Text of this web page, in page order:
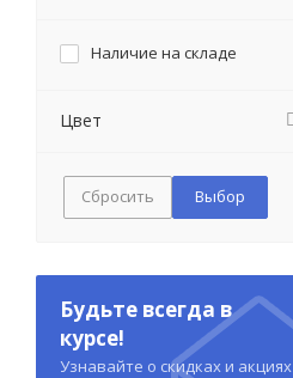
Наличие на складе
Цвет
Сбросить
Будьте всегда в
курсе!
Узнавайте о скидках и акциях